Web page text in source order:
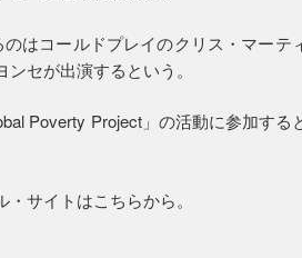
はコールドプレイのクリス・マーテ
セが出演するという。
Poverty Project」の活動に参加する
サイトはこちらから。